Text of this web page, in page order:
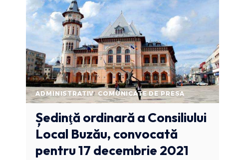
ADMINISTRATIV COMUNICATE DE PRESA
Ședinţă ordinară a Consiliului
Local Buzău, convocată
pentru 17 decembrie 2021